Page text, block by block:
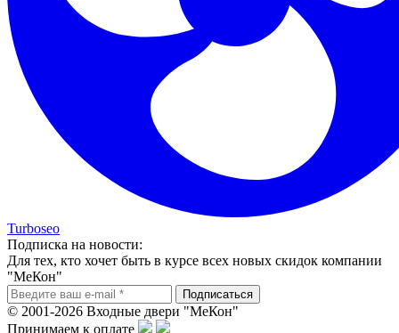
Turboseo
Подписка на новости:
Для тех, кто хочет быть в курсе всех новых скидок компании
"МеКон"
© 2001-2026 Входные двери "МеКон"
Принимаем к оплате